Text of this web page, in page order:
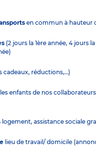
en commun à hauteur
(2 jours la 1ère année, 4 jours
cadeaux, réductions,…)
enfants de nos
logement, assistance sociale
lieu de travail/ domicile